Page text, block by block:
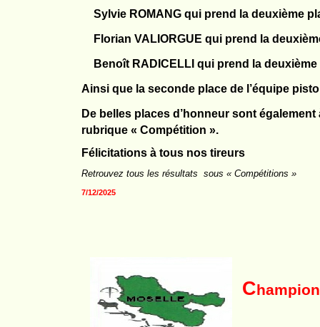
C
Sylvie ROMANG qui prend la deuxième
Florian VALIORGUE qui prend la
Benoît RADICELLI qui prend la
Ainsi que la seconde place de l’équipe
De belles places d’honneur sont
rubrique « Compétition ».
Félicitations à tous nos tireurs
Retrouvez tous les résultats sous « Compétitions »
7/12/2025